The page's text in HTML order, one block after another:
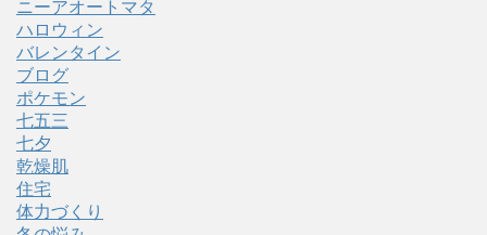
ニーアオートマタ
ハロウィン
バレンタイン
ブログ
ポケモン
七五三
七夕
乾燥肌
住宅
体力づくり